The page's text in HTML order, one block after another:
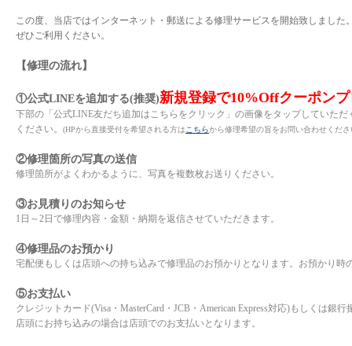
この度、当店ではインターネット・郵送による修理サービスを開始致しました
ぜひご利用ください。
【修理の流れ】
①公式LINEを追加する(推奨)新規登録で10%Offクーポン
下部の「公式LINE友だち追加はこちらをクリック」の画像をタップしていただ
ください。
(HPから直接受付を希望される方はこちらから修理希望の旨をお問い合わせくださ
②修理箇所の写真の送信
修理箇所がよくわかるように、写真を複数枚お送りください。
③お見積りのお知らせ
1日～2日で修理内容・金額・納期を返信させていただきます。
④修理品のお預かり
宅配便もしくは店頭への持ち込みで修理品のお預かりとなります。お預かり時
⑤お支払い
クレジットカード(Visa・MasterCard・JCB・American Express対応)もしくは
店頭にお持ち込みの場合は店頭でのお支払いとなります。